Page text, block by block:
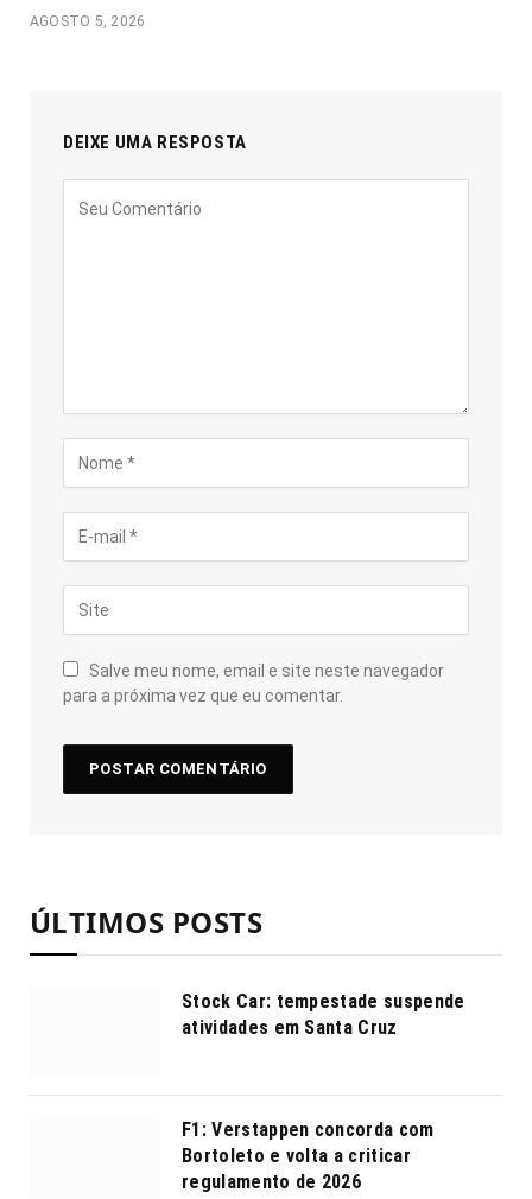
AGOSTO 5, 2026
DEIXE UMA RESPOSTA
Salve meu nome, email e site neste navegador
para a próxima vez que eu comentar.
ÚLTIMOS POSTS
Stock Car: tempestade suspende
atividades em Santa Cruz
F1: Verstappen concorda com
Bortoleto e volta a criticar
regulamento de 2026